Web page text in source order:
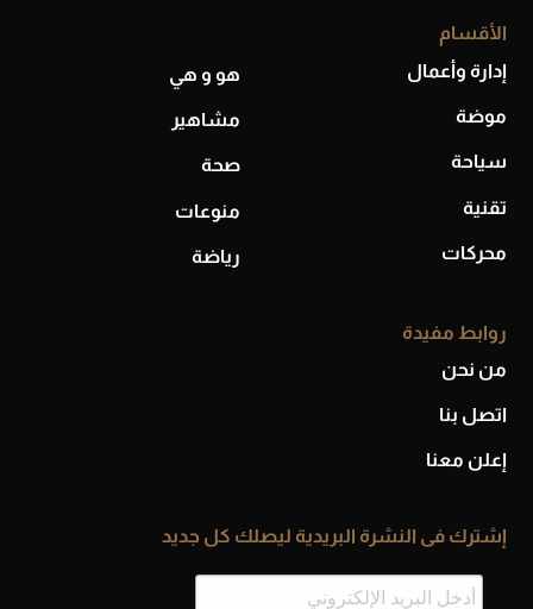
أحذية Mary Jane: ترف وأناقة للرجال
الأقسام
إدارة وأعمال
موضة
سياحة
تقنية
محركات
هو و هي
مشاهير
صحة
منوعات
رياضة
روابط مفيدة
من نحن
اتصل بنا
إعلن معنا
إشترك فى النشرة البريدية ليصلك كل جديد